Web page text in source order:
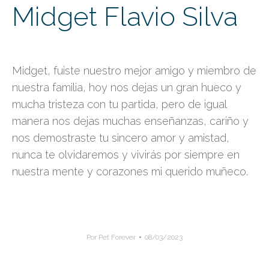
Midget Flavio Silva
Midget, fuiste nuestro mejor amigo y miembro de
nuestra familia, hoy nos dejas un gran hueco y
mucha tristeza con tu partida, pero de igual
manera nos dejas muchas enseñanzas, cariño y
nos demostraste tu sincero amor y amistad,
nunca te olvidaremos y vivirás por siempre en
nuestra mente y corazones mi querido muñeco.
Por Pet Forever 08/03/2023